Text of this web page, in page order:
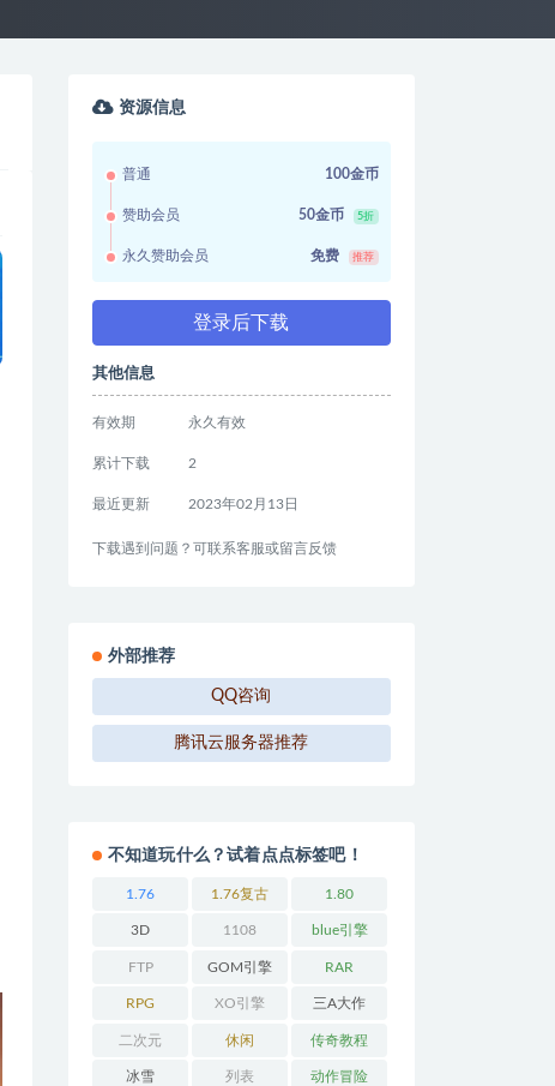
资源信息
普通 100金币
赞助会员 50金币 5折
永久赞助会员 免费 推荐
登录后下载
其他信息
有效期 永久有效
累计下载 2
最近更新 2023年02月13日
下载遇到问题？可联系客服或留言反馈
外部推荐
QQ咨询
腾讯云服务器推荐
不知道玩什么？试着点点标签吧！
1.76 1.76复古 1.80
3D 1108 blue引擎
FTP GOM引擎 RAR
RPG XO引擎 三A大作
二次元 休闲 传奇教程
冰雪 列表 动作冒险